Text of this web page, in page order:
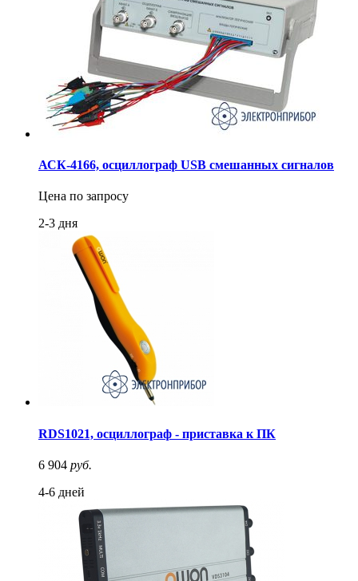
АСК-4166, осциллограф USB смешанных сигналов
Цена по запросу
2-3 дня
RDS1021, осциллограф - приставка к ПК
6 904 руб.
4-6 дней